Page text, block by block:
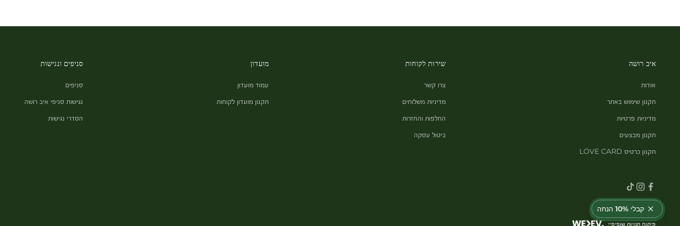
קבלי 10% הנחה
איב רושה
אודות
תקנון שימוש באתר
מדיניות פרטיות
תקנון מבצעים
תקנון כרטיס LOVE CARD
שירות לקוחות
צרו קשר
מדיניות משלוחים
החלפות והחזרות
ביטול עסקה
מועדון
עמוד מועדון
תקנון מועדון לקוחות
סניפים ונגישות
סניפים
נגישות סניפי איב רושה
הסדרי נגישות
פיתוח חנויות שופיפיי